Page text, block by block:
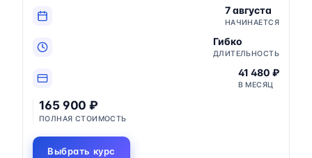
7 августа
НАЧИНАЕТСЯ
Гибко
ДЛИТЕЛЬНОСТЬ
41 480 ₽
В МЕСЯЦ
165 900 ₽
ПОЛНАЯ СТОИМОСТЬ
Выбрать курс